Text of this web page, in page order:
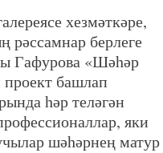
хезмәткәре,
рәссамнар берлеге
Гафурова «Шәһәр
башлап
һәр теләгән
яки
шәһәрнең матур